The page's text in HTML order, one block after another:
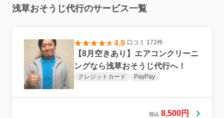
浅草おそうじ代行のサービス一覧
4.9 口コミ 172件
【8月空きあり】エアコンクリーニ
ングなら浅草おそうじ代行へ！
クレジットカード PayPay
税込 8,500円